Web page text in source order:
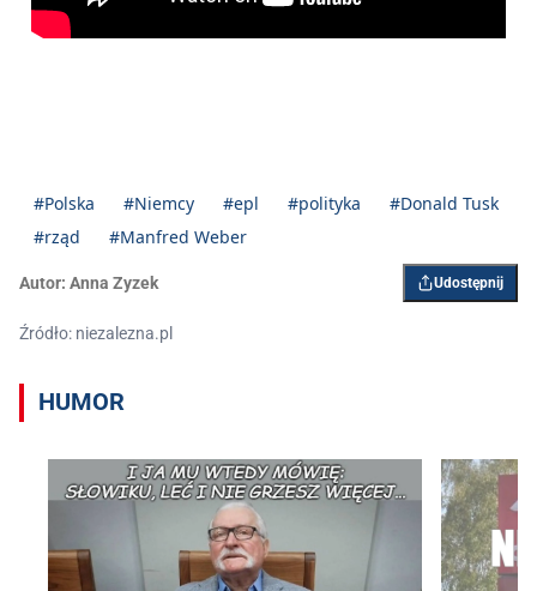
#Polska #Niemcy #epl #polityka
#Donald Tusk
#rząd
#Manfred Weber
Autor: Anna Zyzek Udostępnij
Źródło: niezalezna.pl
HUMOR